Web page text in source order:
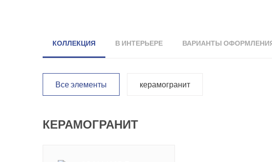
КОЛЛЕКЦИЯ В ИНТЕРЬЕРЕ ВАРИАНТЫ
Все элементы керамогранит
КЕРАМОГРАНИТ